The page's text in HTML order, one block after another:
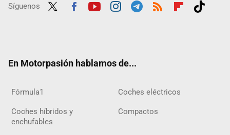
Síguenos
En Motorpasión hablamos de...
Fórmula1 Coches eléctricos
Coches híbridos y
enchufables
Compactos